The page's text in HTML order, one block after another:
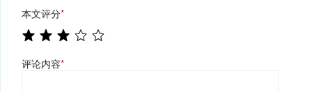
本文评分*
评论内容*